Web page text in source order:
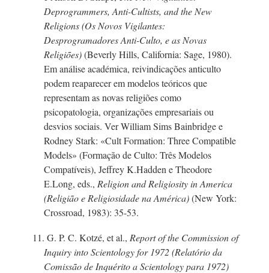
Deprogrammers, Anti-Cultists, and the New
Religions (Os Novos Vigilantes:
DesprogramadoresAnti-Culto, e as Novas
Religiões)(Beverly Hills, California: Sage, 1980).
Em análise académica, reivindicações anticulto
podem reaparecer em modelos teóricos que
representam as novas religiões como
psicopatologia, organizações empresariais ou
desvios sociais. Ver William Sims Bainbridge e
Rodney Stark: «Cult Formation: Three Compatible
Models» (Formação de Culto: Três Modelos
Compatíveis), Jeffrey K.Hadden e Theodore
E.Long, eds., Religion and Religiosity in America
(Religião e Religiosidade na América)(New York:
Crossroad, 1983): 35-53.
11. G. P. C. Kotzé, et al., Report of the Commission of
Inquiry into Scientology for 1972 (Relatório da
Comissão de Inquérito a Scientology para 1972)